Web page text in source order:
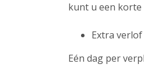
kunt u een korte
Extra
Eén dag per